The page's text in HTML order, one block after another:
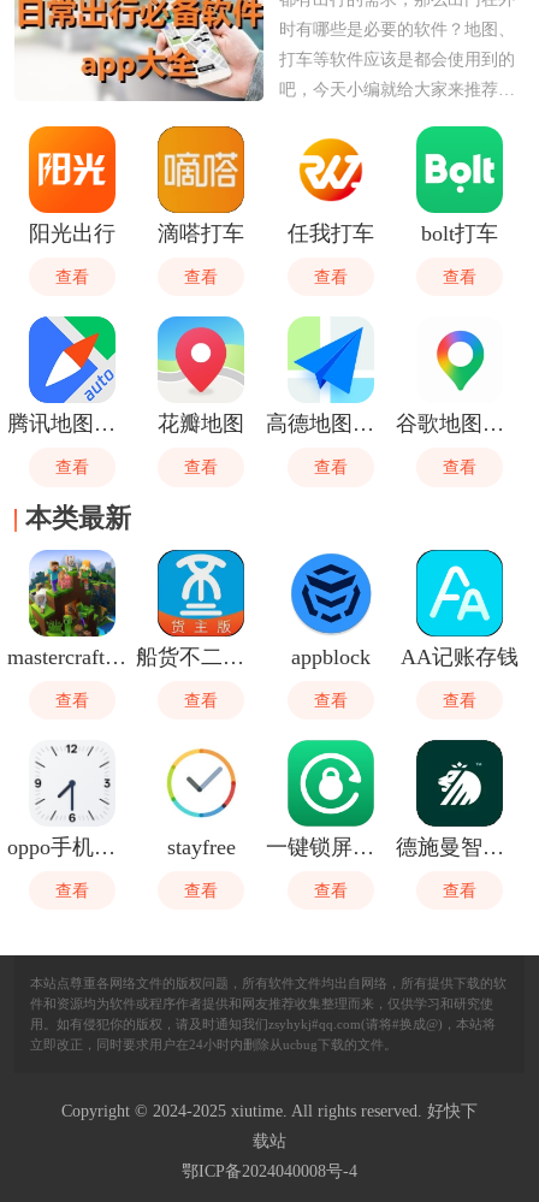
时有哪些是必要的软件？地图、
打车等软件应该是都会使用到的
吧，今天小编就给大家来推荐一
件，看看有没有需要使用的吧。
阳光出行
查看
滴嗒打车
查看
任我打车
查看
bolt打车
查看
腾讯地图车机版
查看
花瓣地图
查看
高德地图御女茉莉语音包
查看
谷歌地图卫星高清地图
查看
本类最新
mastercraft模组盒子
查看
船货不二货主版
查看
appblock
查看
AA记账存钱
查看
oppo手机自带闹钟
查看
stayfree
查看
一键锁屏快锁
查看
德施曼智能（小嘀管家）
查看
本站点尊重各网络文件的版权问题，所有软件文件均出自网络，所有提供下载的软
件和资源均为软件或程序作者提供和网友推荐收集整理而来，仅供学习和研究使
用。如有侵犯你的版权，请及时通知我们zsyhykj#qq.com(请将#换成@)，本站将
立即改正，同时要求用户在24小时内删除从ucbug下载的文件。
Copyright © 2024-2025 xiutime. All rights reserved. 好快下
载站
鄂ICP备2024040008号-4